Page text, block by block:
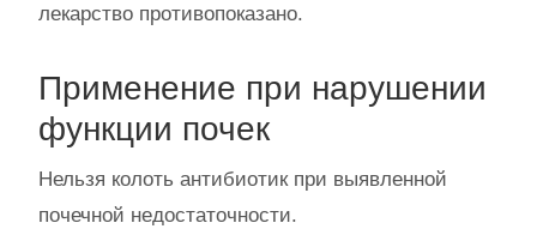
лекарство противопоказано.
Применение при нарушении
функции почек
Нельзя колоть антибиотик при выявленной
почечной недостаточности.